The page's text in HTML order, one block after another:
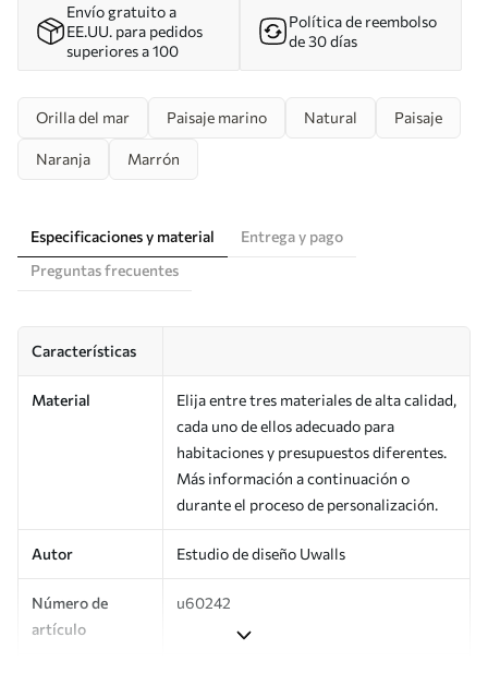
Envío gratuito a
EE.UU. para pedidos
superiores a 100
Política de reembolso
de 30 días
Orilla del mar Paisaje marino Natural Paisaje
Naranja Marrón
Especificaciones y material
Entrega y pago
Preguntas frecuentes
Características
Material
Elija entre tres materiales de alta calidad,
cada uno de ellos adecuado para
habitaciones y presupuestos diferentes.
Más información a continuación o
durante el proceso de personalización.
Autor Estudio de diseño Uwalls
Número de
artículo
u60242